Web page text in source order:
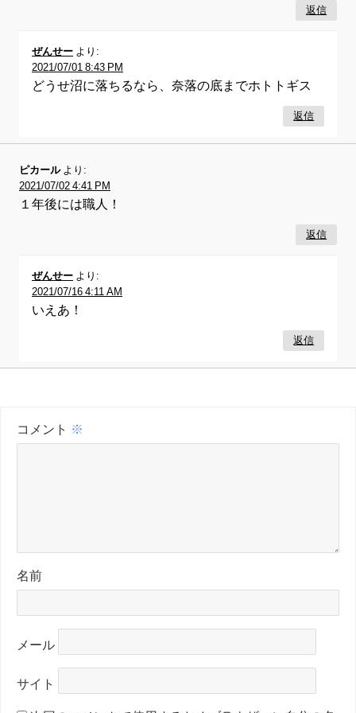
返信
ぜんせー より:
2021/07/01 8:43 PM
どうせ沼に落ちるなら、奈落の底までホトトギス
返信
ピカール より:
2021/07/02 4:41 PM
１年後には職人！
返信
ぜんせー より:
2021/07/16 4:11 AM
いえあ！
返信
コメント ※
名前
メール
サイト